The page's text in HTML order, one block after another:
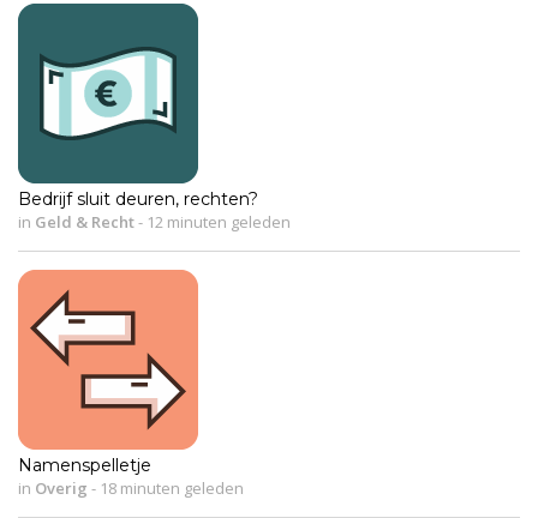
Bedrijf sluit deuren, rechten?
in Geld & Recht- 12 minuten geleden
Namenspelletje
in Overig - 18 minuten geleden